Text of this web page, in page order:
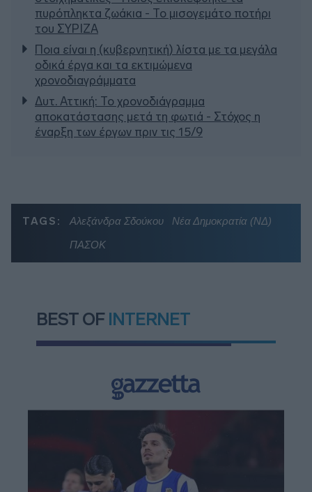
πυρόπληκτα ζωάκια - Το μισογεμάτο ποτήρι
του ΣΥΡΙΖΑ
Ποια είναι η (κυβερνητική) λίστα με τα μεγάλα
οδικά έργα και τα εκτιμώμενα
χρονοδιαγράμματα
Δυτ. Αττική: Το χρονοδιάγραμμα
αποκατάστασης μετά τη φωτιά - Στόχος η
έναρξη των έργων πριν τις 15/9
TAGS: Αλεξάνδρα Σδούκου
Νέα Δημοκρατία (ΝΔ)
ΠΑΣΟΚ
BEST OF INTERNET